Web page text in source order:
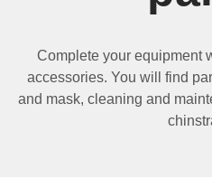
Complete your equipment
accessories. You will find
and mask, cleaning and